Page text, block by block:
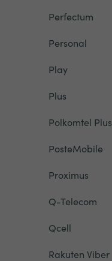
Perfectum
Personal
Play
Plus
Polkomtel Plus
PosteMobile
Proximus
Q-Telecom
Qcell
Rakuten Viber